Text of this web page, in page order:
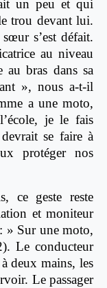
un peu et qui
trou devant lui.
s’est défait.
au niveau
bras dans sa
», nous a-t-il
a une moto,
je le fais
se faire à
protéger nos
ce geste reste
et moniteur
» Sur une moto,
Le conducteur
deux mains, les
Le passager